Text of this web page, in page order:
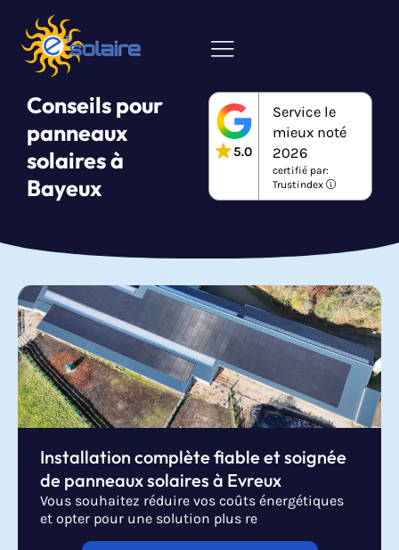
Conseils pour
panneaux
solaires à
Bayeux
5.0
Service le
mieux noté
2026
certifié par:
Trustindex
Installation complète fiable et soignée
de panneaux solaires à Evreux
Vous souhaitez réduire vos coûts énergétiques
et opter pour une solution plus re